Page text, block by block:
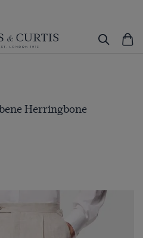
Herringbone